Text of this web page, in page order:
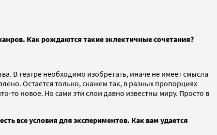
Как рождаются такие эклектичные сочетания?
В театре необходимо изобретать, иначе не имеет смысла
Остается только, скажем так, в разных пропорциях
то новое. Но сами эти слои давно известны миру. Просто в
все условия для экспериментов. Как вам удается